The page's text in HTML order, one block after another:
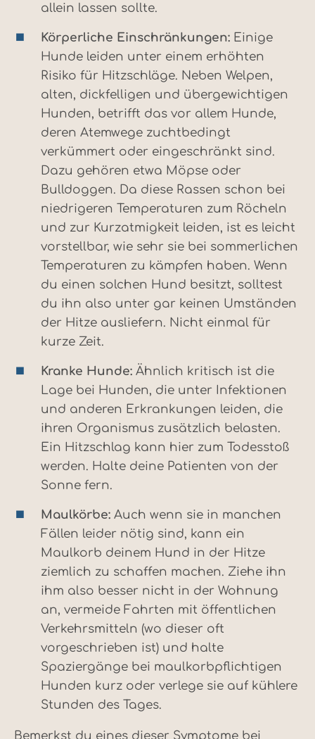
allein lassen sollte.
Körperliche Einschränkungen: Einige
Hunde leiden unter einem erhöhten
Risiko für Hitzschläge. Neben Welpen,
alten, dickfelligen und übergewichtigen
Hunden, betrifft das vor allem Hunde,
deren Atemwege zuchtbedingt
verkümmert oder eingeschränkt sind.
Dazu gehören etwa Möpse oder
Bulldoggen. Da diese Rassen schon bei
niedrigeren Temperaturen zum Röcheln
und zur Kurzatmigkeit leiden, ist es leicht
vorstellbar, wie sehr sie bei sommerlichen
Temperaturen zu kämpfen haben. Wenn
du einen solchen Hund besitzt, solltest
du ihn also unter gar keinen Umständen
der Hitze ausliefern. Nicht einmal für
kurze Zeit.
Kranke Hunde: Ähnlich kritisch ist die
Lage bei Hunden, die unter Infektionen
und anderen Erkrankungen leiden, die
ihren Organismus zusätzlich belasten.
Ein Hitzschlag kann hier zum Todesstoß
werden. Halte deine Patienten von der
Sonne fern.
Maulkörbe: Auch wenn sie in manchen
Fällen leider nötig sind, kann ein
Maulkorb deinem Hund in der Hitze
ziemlich zu schaffen machen. Ziehe ihn
ihm also besser nicht in der Wohnung
an, vermeide Fahrten mit öffentlichen
Verkehrsmitteln (wo dieser oft
vorgeschrieben ist) und halte
Spaziergänge bei maulkorbpflichtigen
Hunden kurz oder verlege sie auf kühlere
Stunden des Tages.
Bemerkst du eines dieser Symptome bei